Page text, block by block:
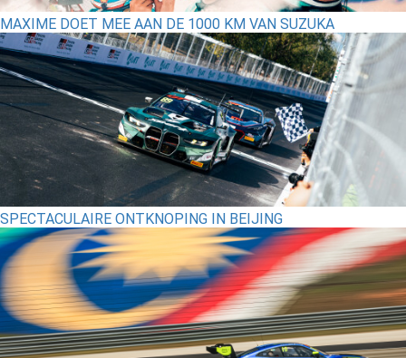
MAXIME DOET MEE AAN DE 1000 KM VAN SUZUKA
SPECTACULAIRE ONTKNOPING IN BEIJING